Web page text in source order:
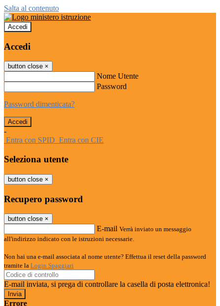
Salta al contenuto
Accedi
Accedi
button close ×
Nome Utente
Password
Password dimenticata?
-
Entra con SPID Entra con CIE
Seleziona utente
button close ×
Recupero password
button close ×
E-mail Verrà inviato un messaggio
all'indirizzo indicato con le istruzioni necessarie.
Non hai una e-mail associata al nome utente? Effettua il reset della password
tramite la Login Spaggiari
E-mail inviata, si prega di controllare la casella di posta elettronica!
Errore